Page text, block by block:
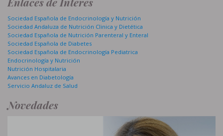
Sociedad Española de Endocrinología y Nutrición
Sociedad Andaluza de Nutrición Clinica y Dietética
Sociedad Española de Nutrición Parenteral y Enteral
Sociedad Española de Diabetes
Sociedad Española de Endocrinología Pediatrica
Endocrinología y Nutrición
Nutrición Hospitalaria
Avances en Diabetología
Servicio Andaluz de Salud
Novedades